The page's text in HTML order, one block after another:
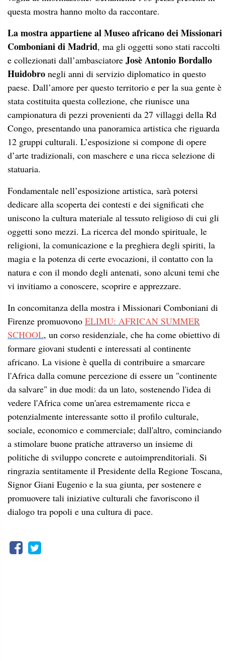
questa mostra hanno molto da raccontare.
La mostra appartiene al Museo africanodeiMissionari
Comboniani di Madrid, ma gli oggetti sono stati raccolti
e collezionati dall’ambasciatore Josè Antonio Bordallo
Huidobro negli anni di servizio diplomatico in questo
paese. Dall’amore per questo territorio e per la sua gente è
stata costituita questa collezione, che riunisce una
campionatura di pezzi provenienti da 27 villaggi della Rd
Congo, presentando una panoramica artistica che riguarda
12 gruppi culturali. L’esposizione si compone di opere
d’arte tradizionali, con maschere e una ricca selezione di
statuaria.
Fondamentale nell’esposizione artistica, sarà potersi
dedicare alla scoperta dei contesti e dei significati che
uniscono la cultura materiale al tessuto religioso di cui gli
oggetti sono mezzi. La ricerca del mondo spirituale, le
religioni, la comunicazione e la preghiera degli spiriti, la
magia e la potenza di certe evocazioni, il contatto con la
natura e con il mondo degli antenati, sono alcuni temi che
vi invitiamo a conoscere, scoprire e apprezzare.
In concomitanza della mostra i Missionari Comboniani di
Firenze promuovono ELIMU: AFRICAN SUMMER
SCHOOL, un corso residenziale, che ha come obiettivo di
formare giovani studenti e interessati al continente
africano. La visione è quella di contribuire a smarcare
l'Africa dalla comune percezione di essere un "continente
da salvare" in due modi: da un lato, sostenendo l'idea di
vedere l'Africa come un'area estremamente ricca e
potenzialmente interessante sotto il profilo culturale,
sociale, economico e commerciale; dall'altro, cominciando
a stimolare buone pratiche attraverso un insieme di
politiche di sviluppo concrete e autoimprenditoriali. Si
ringrazia sentitamente il Presidente della Regione Toscana,
Signor Giani Eugenio e la sua giunta, per sostenere e
promuovere tali iniziative culturali che favoriscono il
dialogo tra popoli e una cultura di pace.